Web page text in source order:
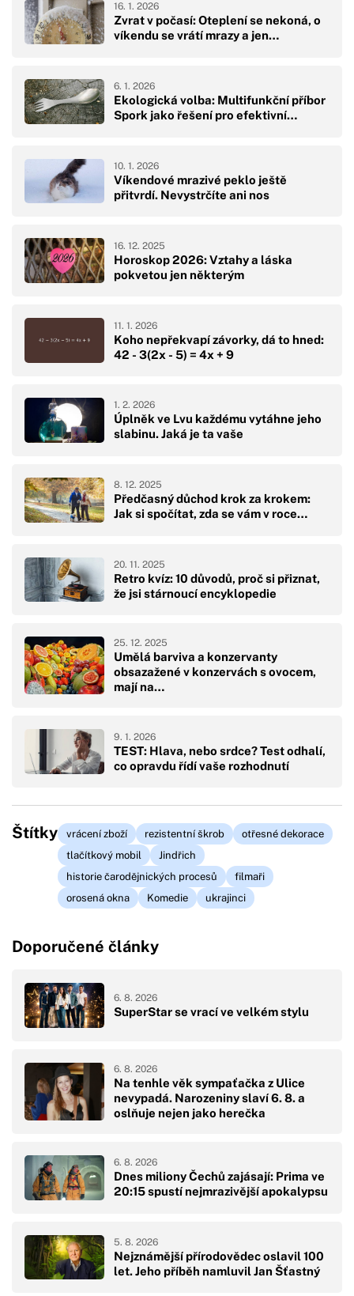
Zvrat v počasí: Oteplení se nekoná, o
víkendu se vrátí mrazy a jen…
16. 1. 2026
Ekologická volba: Multifunkční příbor
Spork jako řešení pro efektivní…
6. 1. 2026
Víkendové mrazivé peklo ještě
přitvrdí. Nevystrčíte ani nos
10. 1. 2026
Horoskop 2026: Vztahy a láska
pokvetou jen některým
16. 12. 2025
Koho nepřekvapí závorky, dá to hned:
42 - 3(2x - 5) = 4x + 9
11. 1. 2026
Úplněk ve Lvu každému vytáhne jeho
slabinu. Jaká je ta vaše
1. 2. 2026
Předčasný důchod krok za krokem:
Jak si spočítat, zda se vám v roce…
8. 12. 2025
Retro kvíz: 10 důvodů, proč si přiznat,
že jsi stárnoucí encyklopedie
20. 11. 2025
Umělá barviva a konzervanty
obsazažené v konzervách s ovocem,
mají na…
25. 12. 2025
TEST: Hlava, nebo srdce? Test odhalí,
co opravdu řídí vaše rozhodnutí
9. 1. 2026
Štítky vrácení zboží rezistentní škrob
otřesné dekorace
tlačítkový mobil
Jindřich
historie čarodějnických procesů
filmaři
orosená okna
Komedie ukrajinci
Doporučené články
SuperStar se vrací ve velkém stylu
6. 8. 2026
Na tenhle věk sympaťačka z Ulice
nevypadá. Narozeniny slaví 6. 8. a
oslňuje nejen jako herečka
6. 8. 2026
Dnes miliony Čechů zajásají: Prima ve
20:15 spustí nejmrazivější apokalypsu
6. 8. 2026
Nejznámější přírodovědec oslavil 100
let. Jeho příběh namluvil Jan Šťastný
5. 8. 2026